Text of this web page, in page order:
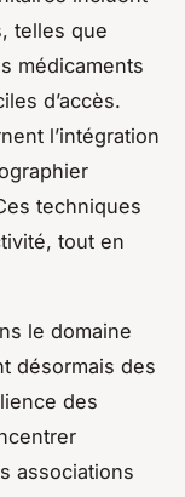
telles que
médicaments
d’accès.
l’intégration
techniques
tout en
le domaine
désormais des
des
associations